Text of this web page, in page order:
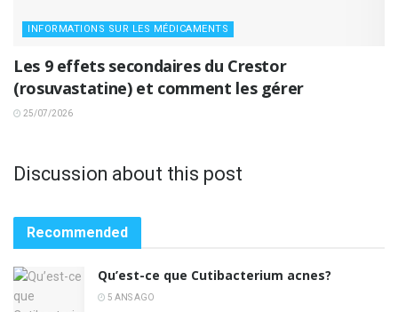
INFORMATIONS SUR LES MÉDICAMENTS
Les 9 effets secondaires du Crestor
(rosuvastatine) et comment les gérer
25/07/2026
Discussion about this post
Recommended
Qu’est-ce que Cutibacterium acnes?
5 ANS AGO